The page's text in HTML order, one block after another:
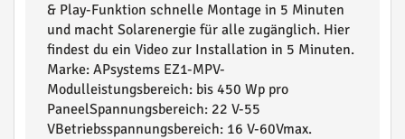
& Play-Funktion schnelle Montage in 5 Minuten
und macht Solarenergie für alle zugänglich. Hier
findest du ein Video zur Installation in 5 Minuten.
Marke: APsystems EZ1-MPV-
Modulleistungsbereich: bis 450 Wp pro
PaneelSpannungsbereich: 22 V-55
VBetriebsspannungsbereich: 16 V-60Vmax.